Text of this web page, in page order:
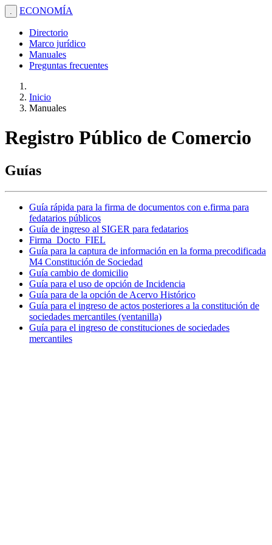
. ECONOMÍA
Directorio
Marco jurídico
Manuales
Preguntas frecuentes
Inicio
Manuales
Registro Público de Comercio
Guías
Guía rápida para la firma de documentos con e.firma para
fedatarios públicos
Guía de ingreso al SIGER para fedatarios
Firma_Docto_FIEL
Guía para la captura de información en la forma precodificada
M4 Constitución de Sociedad
Guía cambio de domicilio
Guía para el uso de opción de Incidencia
Guía para de la opción de Acervo Histórico
Guía para el ingreso de actos posteriores a la constitución de
sociedades mercantiles (ventanilla)
Guía para el ingreso de constituciones de sociedades
mercantiles